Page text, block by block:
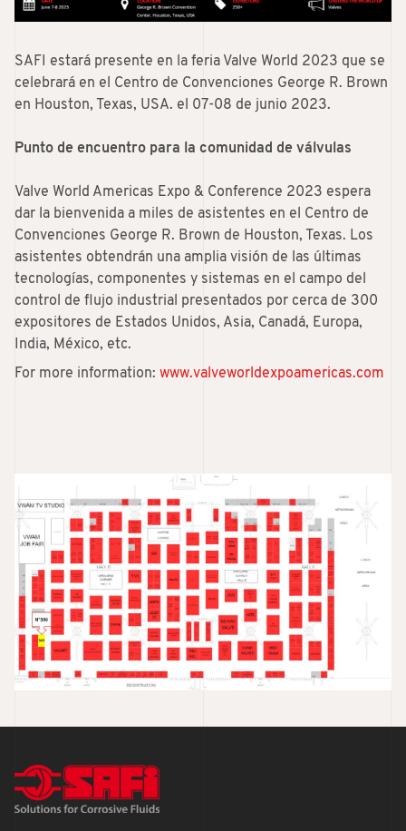
SAFI estará presente en la feria Valve World 2023 que se
celebrará en el Centro de Convenciones George R. Brown
en Houston, Texas, USA. el 07-08 de junio 2023.
Punto de encuentro para la comunidad de válvulas
Valve World Americas Expo & Conference 2023 espera
dar la bienvenida a miles de asistentes en el Centro de
Convenciones George R. Brown de Houston, Texas. Los
asistentes obtendrán una amplia visión de las últimas
tecnologías, componentes y sistemas en el campo del
control de flujo industrial presentados por cerca de 300
expositores de Estados Unidos, Asia, Canadá, Europa,
India, México, etc.
For more information: www.valveworldexpoamericas.com